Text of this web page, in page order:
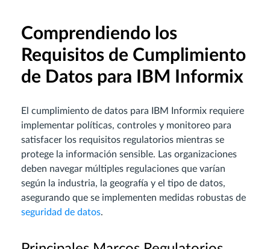
Comprendiendo los
Requisitos de Cumplimiento
de Datos para IBM Informix
El cumplimiento de datos para IBM Informix requiere
implementar políticas, controles y monitoreo para
satisfacer los requisitos regulatorios mientras se
protege la información sensible. Las organizaciones
deben navegar múltiples regulaciones que varían
según la industria, la geografía y el tipo de datos,
asegurando que se implementen medidas robustas de
seguridad de datos.